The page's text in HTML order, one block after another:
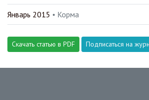
Январь 2015 • Корма
Скачать статью в PDF Подписаться на